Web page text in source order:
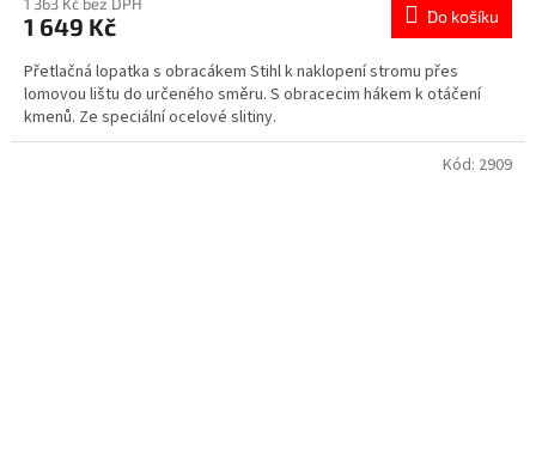
1 363 Kč bez DPH
1 649 Kč Do košíku
Přetlačná lopatka s obracákem Stihl k naklopení stromu přes
lomovou lištu do určeného směru. S obracecim hákem k otáčení
kmenů. Ze speciální ocelové slitiny.
Kód: 2909